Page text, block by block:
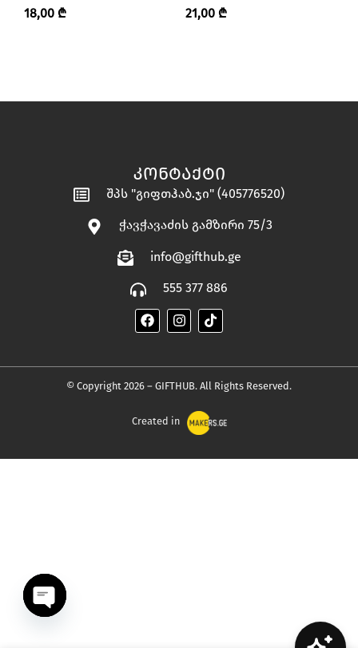
TOTO’S LAVENDERS”
18,00 ₾
TOTO’S LAVENDERS”
21,00 ₾
ᲙᲝᲜᲢᲐᲥᲢᲘ
შპს "გიფთჰაბ.ჯი" (405776520)
ჭავჭავაძის გამზირი 75/3
info@gifthub.ge
555 377 886
© Copyright 2026 – GIFTHUB. All Rights Reserved.
Created in